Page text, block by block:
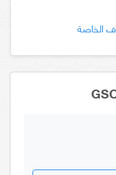
الخاصة